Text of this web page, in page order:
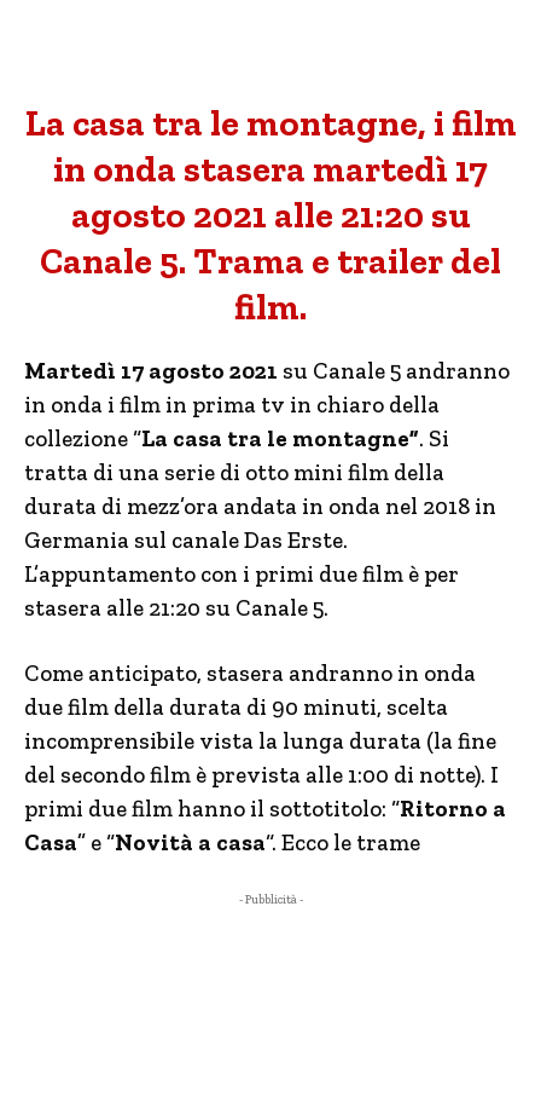
La casa tra le montagne, i film
in onda stasera martedì 17
agosto 2021 alle 21:20 su
Canale 5. Trama e trailer del
film.
Martedì 17 agosto 2021 su Canale 5 andranno
in onda i film in prima tv in chiaro della
collezione “La casa tra le montagne”. Si
tratta di una serie di otto mini film della
durata di mezz’ora andata in onda nel 2018 in
Germania sul canale Das Erste.
L’appuntamento con i primi due film è per
stasera alle 21:20 su Canale 5.
Come anticipato, stasera andranno in onda
due film della durata di 90 minuti, scelta
incomprensibile vista la lunga durata (la fine
del secondo film è prevista alle 1:00 di notte). I
primi due film hanno il sottotitolo: “Ritorno a
Casa” e “Novità a casa“. Ecco le trame
- Pubblicità -